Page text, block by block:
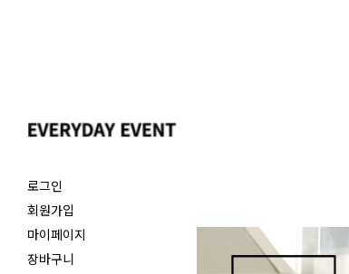
로그인
회원가입
마이페이지
장바구니